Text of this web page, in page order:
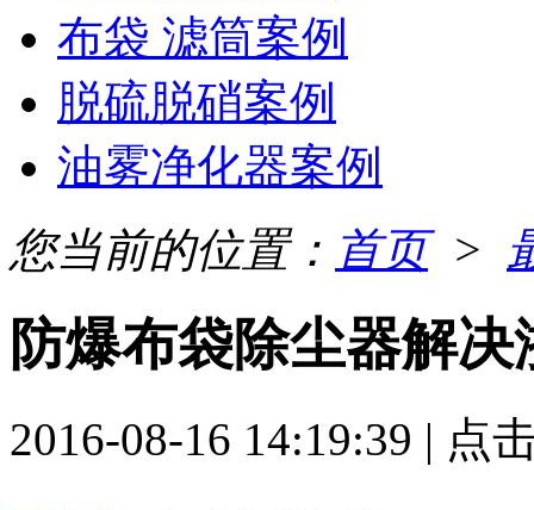
布袋 滤筒案例
脱硫脱硝案例
油雾净化器案例
您当前的位置： 首页>
防爆布袋除尘器解
2016-08-16 14:19:39 | 点